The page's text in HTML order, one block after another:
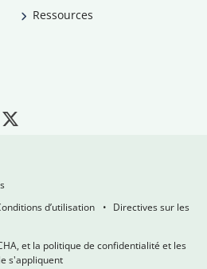
Ressources
d’utilisation
Directives sur les
et la politique de confidentialité et les
s'appliquent